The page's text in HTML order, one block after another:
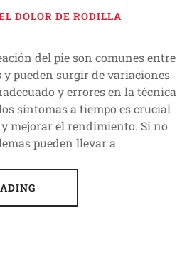
DOLOR DE RODILLA
del pie son comunes entre
pueden surgir de variaciones
y errores en la técnica
síntomas a tiempo es crucial
mejorar el rendimiento. Si no
pueden llevar a